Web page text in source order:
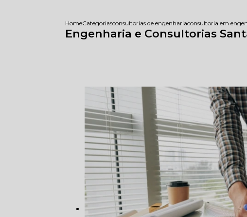
HomeCategoriasconsultorias de engenhariaconsultoria em
Engenharia e Consultorias